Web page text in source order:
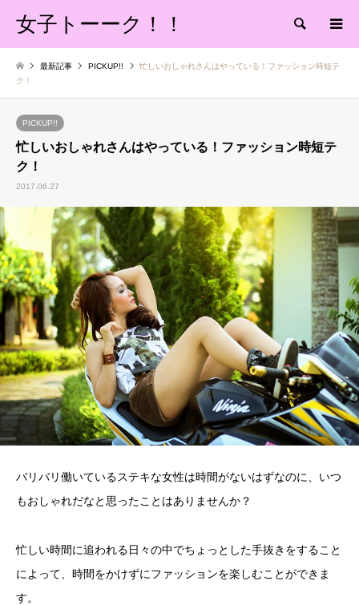
女子トーーク！！ 検索
最新記事 PICKUP!!
忙しいおしゃれさんはやっている！ファッション時短テ
ク！
PICKUP!!
忙しいおしゃれさんはやっている！ファッション時短テ
ク！
2017.06.27
バリバリ働いているステキな女性は時間がないはずなのに、いつ
もおしゃれだなと思ったことはありませんか？
忙しい時間に追われる日々の中でちょっとした手抜きをすること
によって、時間をかけずにファッションを楽しむことができま
す。